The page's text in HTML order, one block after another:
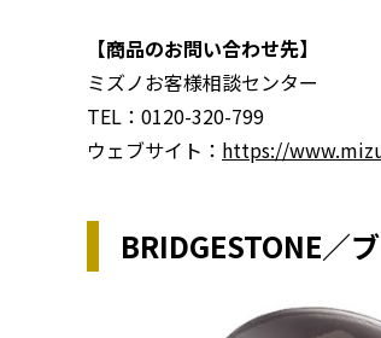
【商品のお問い合わせ先】
ミズノお客様相談センター
TEL：0120-320-799
ウェブサイト： https://
BRIDGESTONE／